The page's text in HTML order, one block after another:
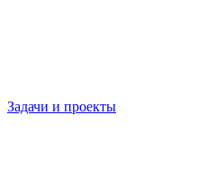
Задачи и проекты